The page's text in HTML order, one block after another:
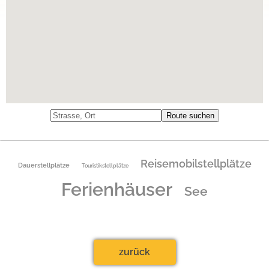
Dauerstellplätze Touristikstellplätze Reisemobilstellplätze
Ferienhäuser See
zurück